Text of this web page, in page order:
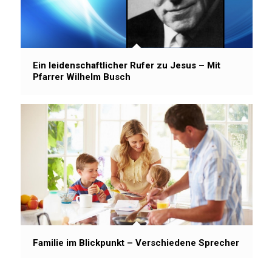
Ein leidenschaftlicher Rufer zu Jesus – Mit
Pfarrer Wilhelm Busch
Familie im Blickpunkt – Verschiedene Sprecher